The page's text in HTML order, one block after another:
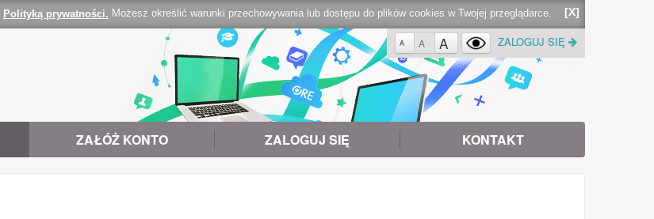
Polityką prywatności. Możesz określić warunki przechowywania lub dostępu do plików cookies w Twojej przeglądarce. [X]
ZAŁÓŻ KONTO ZALOGUJ SIĘ KONTAKT
A A A ZALOGUJ SIĘ